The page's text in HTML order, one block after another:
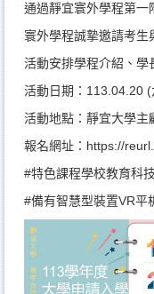
通過靜宜寰外學程第一
寰外學程誠摯邀請考生
活動安排學程介紹、學
活動日期：113.04.20
活動地點：靜宜大學主
報名網址： https://
#特色課程學校教育科
#備有智慧型裝置VR平